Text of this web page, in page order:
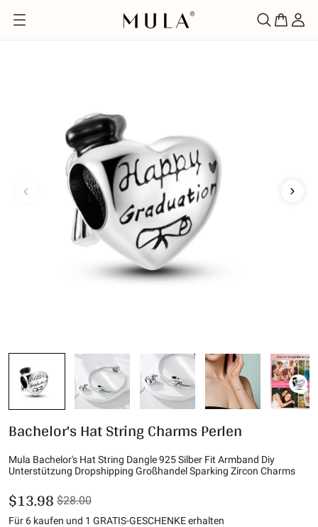
Bachelor's Hat String Charms Perlen
Mula Bachelor's Hat String Dangle 925 Silber Fit Armband Diy
Unterstützung Dropshipping Großhandel Sparking Zircon Charms
$13.98 $28.00
Für 6 kaufen und 1 GRATIS-GESCHENKE erhalten